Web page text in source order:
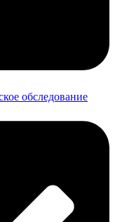
обследование